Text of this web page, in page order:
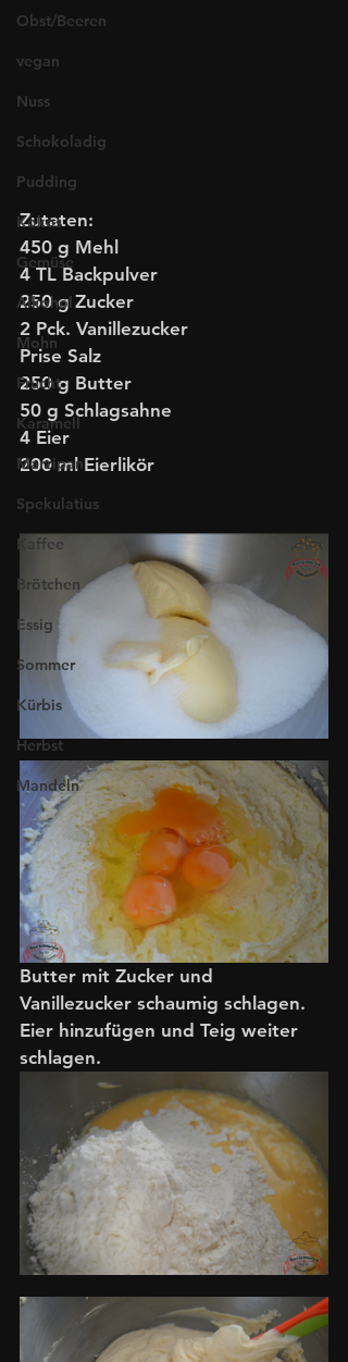
Obst/Beeren
vegan
Nuss
Schokoladig
Pudding
Kokos
Gemüse
Alkohol
Mohn
Frucht
Karamell
Marzipan
Spekulatius
Kaffee
Brötchen
Essig
Sommer
Kürbis
Herbst
Mandeln
Zutaten:
450 g Mehl
4 TL Backpulver
250 g Zucker
2 Pck. Vanillezucker
Prise Salz
250 g Butter
50 g Schlagsahne
4 Eier
200 ml Eierlikör
Butter mit Zucker und
Vanillezucker schaumig schlagen.
Eier hinzufügen und Teig weiter
schlagen.